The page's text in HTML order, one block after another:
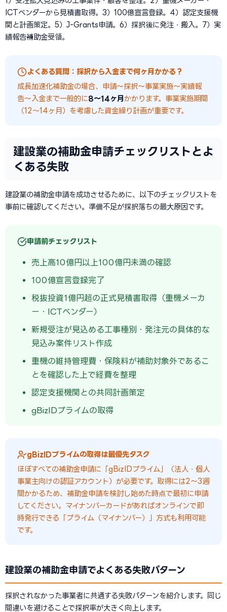
ICTベンダーから見積書取得。3）100億宣言登録。4）認定支援機
関と計画策定。5）J-Grants申請。6）採択後に発注・搬入。7）実
績報告→補助金受領。
よくある質問：採択から入金まで何ヶ月かかる？
成長加速化補助金の場合、申請〜採択〜事業実施〜実績報
告〜入金まで一般的に8〜14ヶ月 かかります。事業実施期間
（12〜14ヶ月）を考慮した資金繰り計画が重要です。
建設業の補助金申請チェックリストとよ
くある失敗
建設業の補助金申請を成功させるために、以下のチェックリストを
事前に確認してください。準備不足が採択落ちの最大原因です。
申請前チェックリスト
売上高10億円以上100億円未満の確認
100億宣言登録完了
税抜投資1億円超の正式見積書取得（重機メーカ
ー・ICTベンダー）
新規受注が見込める工事種別・発注元の具体的な
見込み案件リスト作成
重機の維持管理費・保険料が補助対象外であるこ
とを確認した上で経費を整理
認定支援機関との共同計画策定
gBizIDプライムの取得
gBizIDプライムの取得は最優先タスク
ほぼすべての補助金申請に「gBizIDプライム」（法人・個人
事業主向けの認証アカウント）が必要です。取得には2〜3週
間かかるため、補助金申請を検討し始めた時点で最初に申請
してください。マイナンバーカードがあればオンラインで即
時発行できる「プライム（マイナンバー）」方式も利用可能
です。
建設業の補助金申請でよくある失敗パターン
採択されなかった事業者に共通する失敗パターンを紹介します。同じ
間違いを避けることで採択率が大きく向上します。